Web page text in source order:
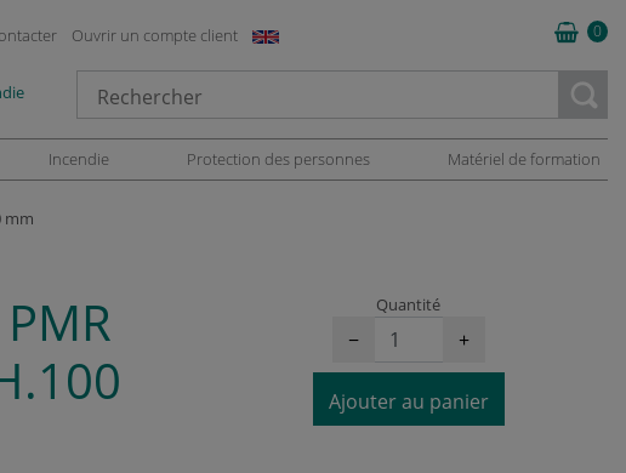
Ouvrir un compte client 0
Incendie Protection des personnes Matériel de formation
mm
Quantité
− +
Ajouter au panier